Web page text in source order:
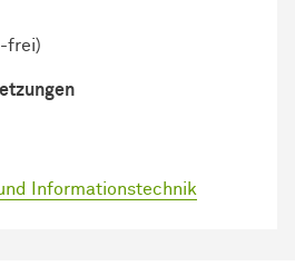
frei)
Informationstechnik